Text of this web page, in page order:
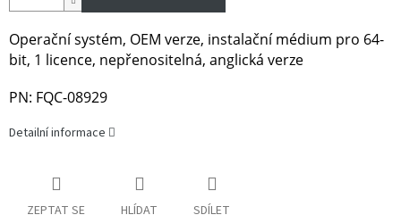
Operační systém, OEM verze, instalační médium pro 64-
bit, 1 licence, nepřenositelná, anglická verze
PN: FQC-08929
Detailní informace
ZEPTAT SE HLÍDAT SDÍLET